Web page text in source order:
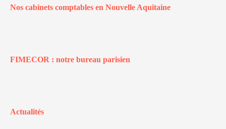
Nos cabinets comptables en Nouvelle Aquitaine
FIMECOR : notre bureau parisien
Actualités